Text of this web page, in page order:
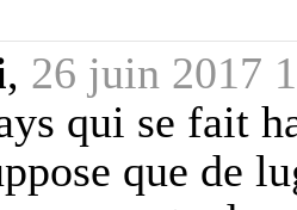
, 26 juin 2017
qui se fait
que de